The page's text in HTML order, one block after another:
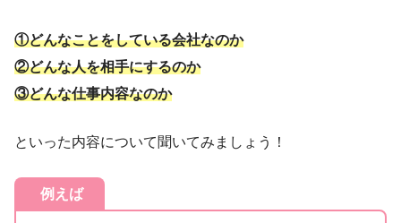
①どんなことをしている会社なのか
②どんな人を相手にするのか
③どんな仕事内容なのか
といった内容について聞いてみましょう！
例えば